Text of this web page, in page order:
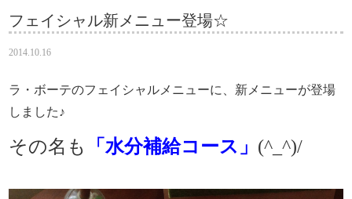
フェイシャル新メニュー登場☆
2014.10.16
ラ・ボーテのフェイシャルメニューに、新メニューが登場
しました♪
その名も 「水分補給コース」 (^_^)/